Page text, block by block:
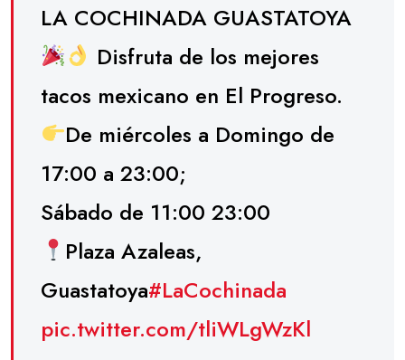
LA COCHINADA GUASTATOYA
Disfruta de los mejores
tacos mexicano en El Progreso.
De miércoles a Domingo de
17:00 a 23:00;
Sábado de 11:00 23:00
Plaza Azaleas,
Guastatoya#LaCochinada
pic.twitter.com/tliWLgWzKl